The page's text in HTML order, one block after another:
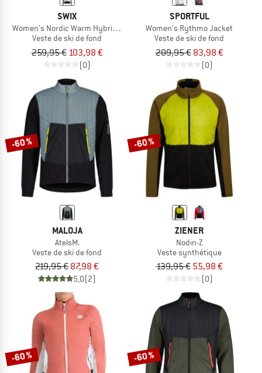
SWIX
Women's Nordic Warm Hybrid Jacket
Veste de ski de fond
259,95 € 103,98 €
(0)
SPORTFUL
Women's Rythmo Jacket
Veste de ski de fond
209,95 € 83,98 €
(0)
-60 %
MALOJA
AtelsM.
Veste de ski de fond
219,95 € 87,98 €
5,0(2)
-60 %
ZIENER
Nodin-Z
Veste synthétique
139,95 € 55,98 €
(0)
-60 % -60 %